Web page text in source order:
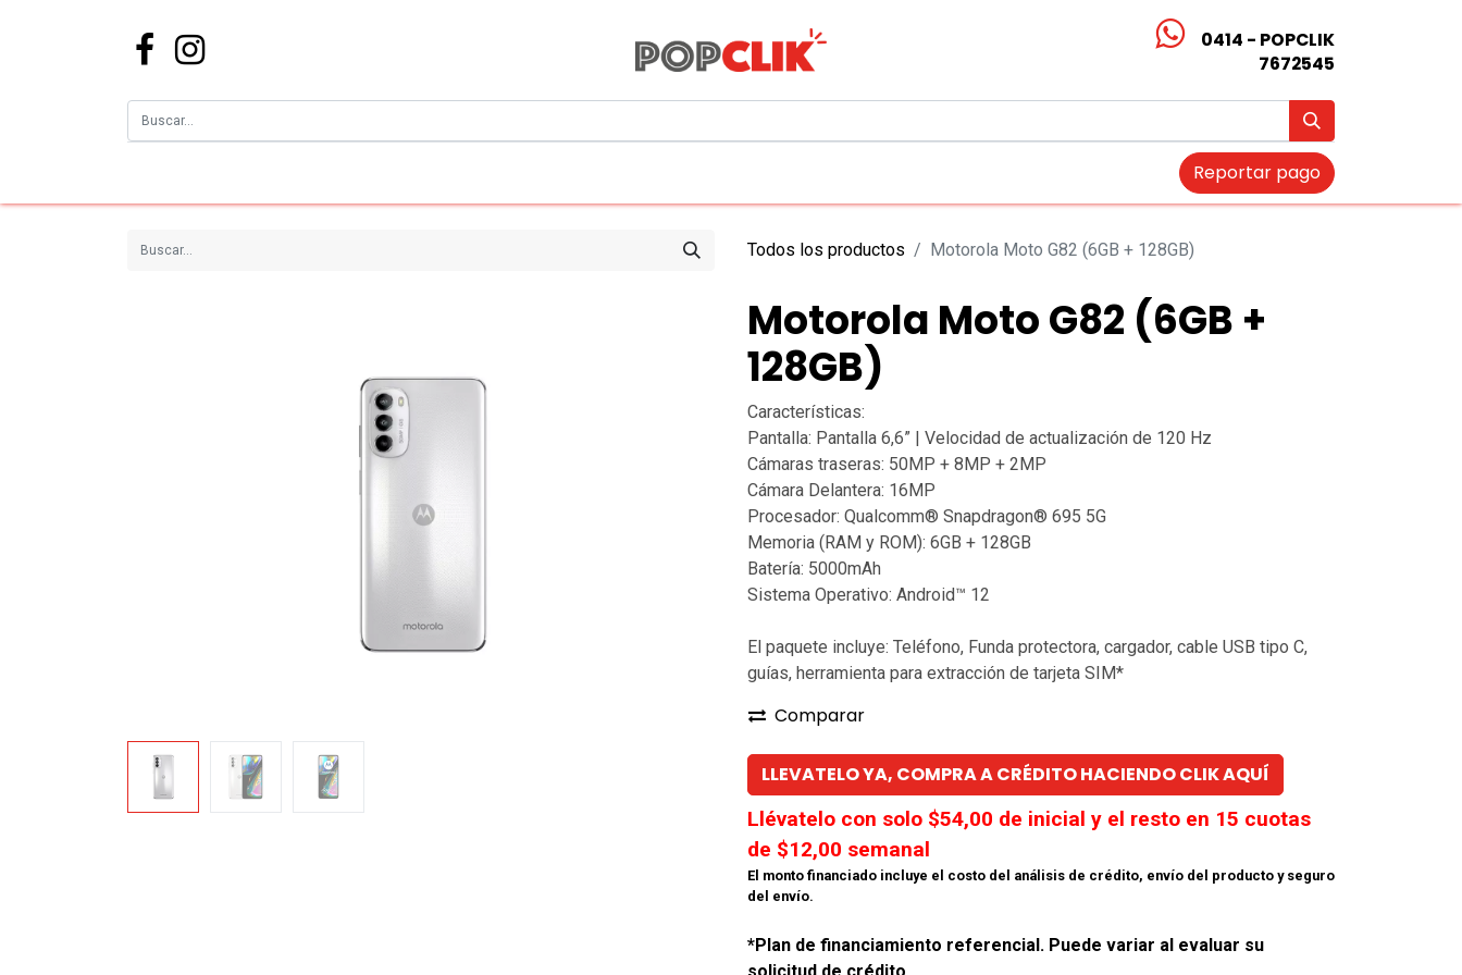
0414 - POPCLIK
7672545
Reportar pago
Todos los productos Motorola Moto G82 (6GB + 128GB)
Motorola Moto G82 (6GB +
128GB)
Características:
Pantalla: Pantalla 6,6” | Velocidad de actualización de 120 Hz
Cámaras traseras: 50MP + 8MP + 2MP
Cámara Delantera: 16MP
Procesador: Qualcomm® Snapdragon® 695 5G
Memoria (RAM y ROM): 6GB + 128GB
Batería: 5000mAh
Sistema Operativo: Android™ 12
El paquete incluye: Teléfono, Funda protectora, cargador, cable USB tipo C,
guías, herramienta para extracción de tarjeta SIM*
Comparar
LLEVATELO YA, COMPRA A CRÉDITO HACIENDO CLIK AQUÍ
Llévatelo con solo $54,00 de inicial y el resto en 15 cuotas
de $12,00 semanal
El monto financiado incluye el costo del análisis de crédito, envío del producto y seguro
del envío.
*Plan de financiamiento referencial. Puede variar al evaluar su